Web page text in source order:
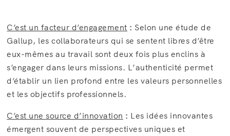
C’est un facteur d’engagement : Selon une étude de
Gallup, les collaborateurs qui se sentent libres d’être
eux-mêmes au travail sont deux fois plus enclins à
s’engager dans leurs missions. L’authenticité permet
d’établir un lien profond entre les valeurs personnelles
et les objectifs professionnels.
C’est une source d’innovation : Les idées innovantes
émergent souvent de perspectives uniques et